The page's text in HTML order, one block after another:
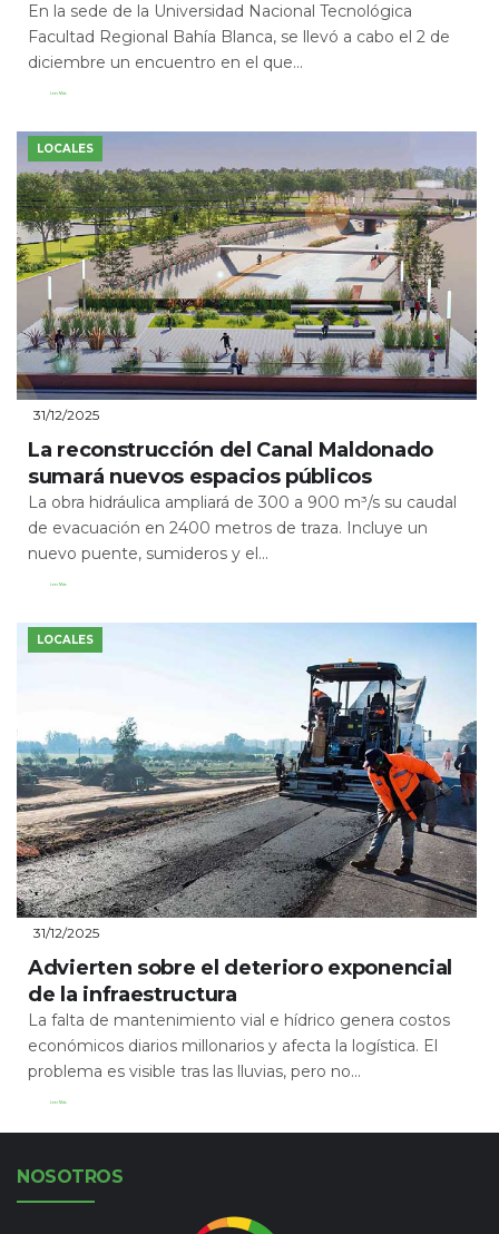
En la sede de la Universidad Nacional Tecnológica
Facultad Regional Bahía Blanca, se llevó a cabo el 2 de
diciembre un encuentro en el que...
Leer Más
LOCALES
31/12/2025
La reconstrucción del Canal Maldonado
sumará nuevos espacios públicos
La obra hidráulica ampliará de 300 a 900 m³/s su caudal
de evacuación en 2400 metros de traza. Incluye un
nuevo puente, sumideros y el...
Leer Más
LOCALES
31/12/2025
Advierten sobre el deterioro exponencial
de la infraestructura
La falta de mantenimiento vial e hídrico genera costos
económicos diarios millonarios y afecta la logística. El
problema es visible tras las lluvias, pero no...
Leer Más
NOSOTROS